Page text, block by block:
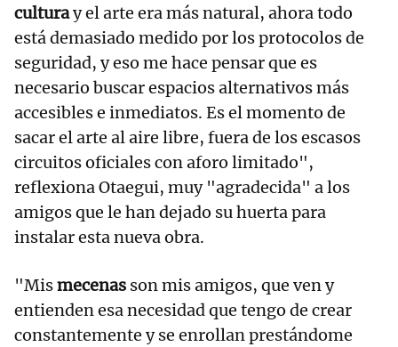
culturay el arte era más natural, ahora todo
está demasiado medido por los protocolos de
seguridad, y eso me hace pensar que es
necesario buscar espacios alternativos más
accesibles e inmediatos. Es el momento de
sacar el arte al aire libre, fuera de los escasos
circuitos oficiales con aforo limitado",
reflexiona Otaegui, muy "agradecida" a los
amigos que le han dejado su huerta para
instalar esta nueva obra.
"Mismecenas son mis amigos, que ven y
entienden esa necesidad que tengo de crear
constantemente y se enrollan prestándome